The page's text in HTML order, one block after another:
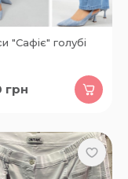
"Сафіє" голубі
грн